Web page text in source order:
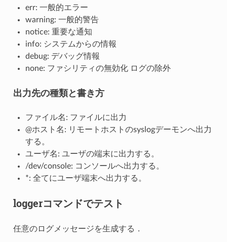
err: 一般的エラー
warning: 一般的警告
notice: 重要な通知
info: システムからの情報
debug: デバッグ情報
none: ファシリティの無効化 ログの除外
出力先の種類と書き方
ファイル名: ファイルに出力
@ホスト名: リモートホストのsyslogデーモンへ出力
する。
ユーザ名: ユーザの端末に出力する。
/dev/console: コンソールへ出力する。
*: 全てにユーザ端末へ出力する。
loggerコマンドでテスト
任意のログメッセージを生成する．